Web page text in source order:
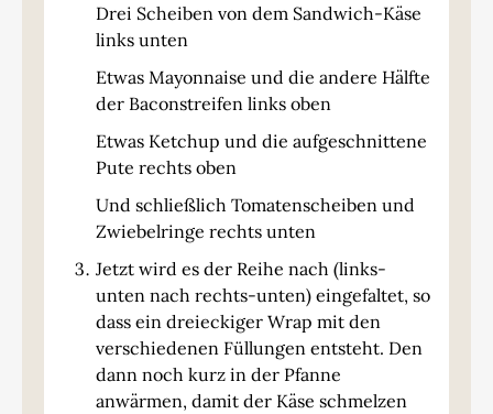
Drei Scheiben von dem Sandwich-Käse
links unten
Etwas Mayonnaise und die andere Hälfte
der Baconstreifen links oben
Etwas Ketchup und die aufgeschnittene
Pute rechts oben
Und schließlich Tomatenscheiben und
Zwiebelringe rechts unten
Jetzt wird es der Reihe nach (links-
unten nach rechts-unten) eingefaltet, so
dass ein dreieckiger Wrap mit den
verschiedenen Füllungen entsteht. Den
dann noch kurz in der Pfanne
anwärmen, damit der Käse schmelzen